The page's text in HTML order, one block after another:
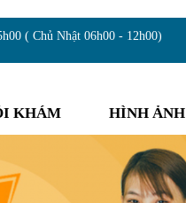
( Chủ Nhật 06h00 - 12h00)
KHÁM HÌNH ẢNH